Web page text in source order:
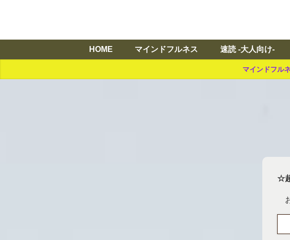
HOME マインドフルネス 速読 -大人向け-
マインドフル
☆